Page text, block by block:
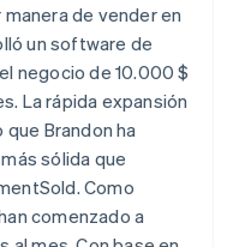
de vender en
un software de
negocio de 10.000 $
La rápida expansión
Brandon ha
sólida que
Como
comenzado a